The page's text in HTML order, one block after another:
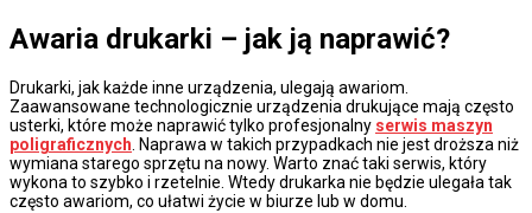
Awaria drukarki – jak ją naprawić?
Drukarki, jak każde inne urządzenia, ulegają awariom.
Zaawansowane technologicznie urządzenia drukujące mają często
usterki, które może naprawić tylko profesjonalny serwis maszyn
poligraficznych. Naprawa w takich przypadkach nie jest droższa niż
wymiana starego sprzętu na nowy. Warto znać taki serwis, który
wykona to szybko i rzetelnie. Wtedy drukarka nie będzie ulegała tak
często awariom, co ułatwi życie w biurze lub w domu.